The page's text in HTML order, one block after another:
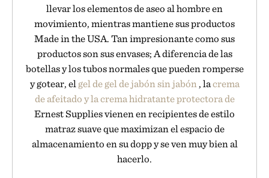
llevar los elementos de aseo al hombre en
movimiento, mientras mantiene sus productos
Made in the USA. Tan impresionante como sus
productos son sus envases; A diferencia de las
botellas y los tubos normales que pueden romperse
y gotear, el gel de gel de jabón sin jabón , lacrema
de afeitado y la crema hidratante protectora de
Ernest Supplies vienen en recipientes de estilo
matraz suave que maximizan el espacio de
almacenamiento en su dopp y se ven muy bien al
hacerlo.